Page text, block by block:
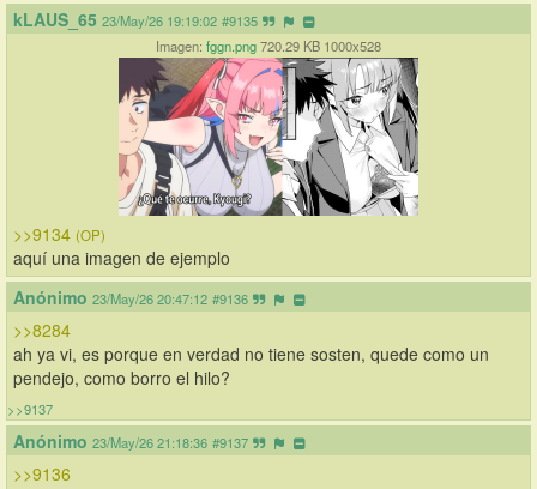
kLAUS_65 23/May/26 19:19:02 #9135
Imagen: fggn.png720.29 KB 1000x528
>>9134 (OP)
aquí una imagen de ejemplo
Anónimo 23/May/26 20:47:12 #9136
>>8284
ah ya vi, es porque en verdad no tiene sosten, quede como un
pendejo, como borro el hilo?
>>9137
Anónimo 23/May/26 21:18:36 #9137
>>9136